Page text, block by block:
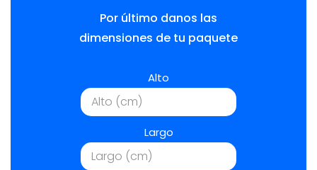
Por último danos las
dimensiones de tu paquete
Alto
Largo